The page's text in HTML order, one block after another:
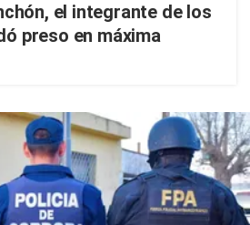
el integrante de los
preso en máxima